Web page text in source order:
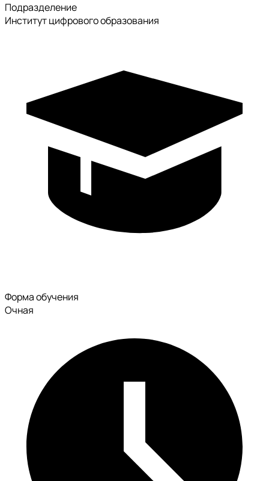
Подразделение
Институт цифрового образования
Форма обучения
Очная